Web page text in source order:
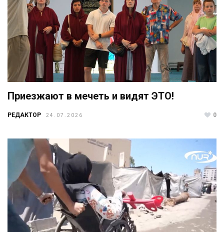
Приезжают в мечеть и видят ЭТО!
РЕДАКТОР 24.07.2026 0